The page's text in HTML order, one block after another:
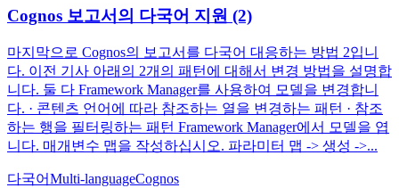
Cognos 보고서의 다국어 지원 (2)
마지막으로 Cognos의 보고서를 다국어 대응하는 방법 2입니
다. 이전 기사 아래의 2개의 패턴에 대해서 변경 방법을 설명합
니다. 둘 다 Framework Manager를 사용하여 모델을 변경합니
다. · 콘텐츠 언어에 따라 참조하는 열을 변경하는 패턴 · 참조
하는 행을 필터링하는 패턴 Framework Manager에서 모델을 엽
니다. 매개변수 맵을 작성하십시오. 파라미터 맵 -> 생성 ->...
다국어Multi-languageCognos